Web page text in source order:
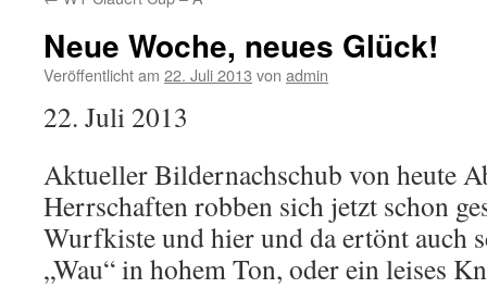
Neue Woche, neues Glück!
Veröffentlicht am 22. Juli 2013 von admin
22. Juli 2013
Aktueller Bildernachschub von heute
Herrschaften robben sich jetzt schon
Wurfkiste und hier und da ertönt auch
„Wau“ in hohem Ton, oder ein leises